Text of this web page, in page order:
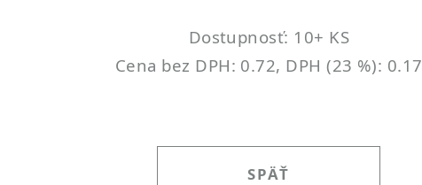
Dostupnosť: 10+ KS
Cena bez DPH: 0.72, DPH (23 %): 0.17
SPÄŤ